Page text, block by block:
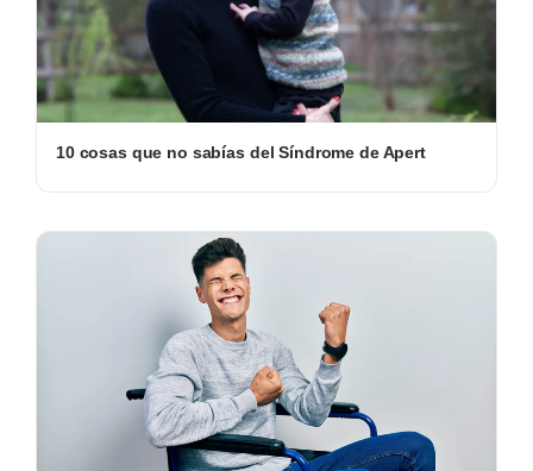
10 cosas que no sabías del Síndrome de Apert